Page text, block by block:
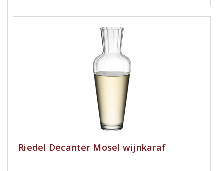
Riedel Decanter Mosel wijnkaraf